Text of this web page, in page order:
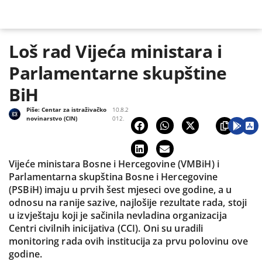
Loš rad Vijeća ministara i
Parlamentarne skupštine
BiH
10.8.2
012.
Piše:Centar za istraživačko
novinarstvo (CIN)
Vijeće ministara Bosne i Hercegovine (VMBiH) i
Parlamentarna skupština Bosne i Hercegovine
(PSBiH) imaju u prvih šest mjeseci ove godine, a u
odnosu na ranije sazive, najlošije rezultate rada, stoji
u izvještaju koji je sačinila nevladina organizacija
Centri civilnih inicijativa (CCI). Oni su uradili
monitoring rada ovih institucija za prvu polovinu ove
godine.